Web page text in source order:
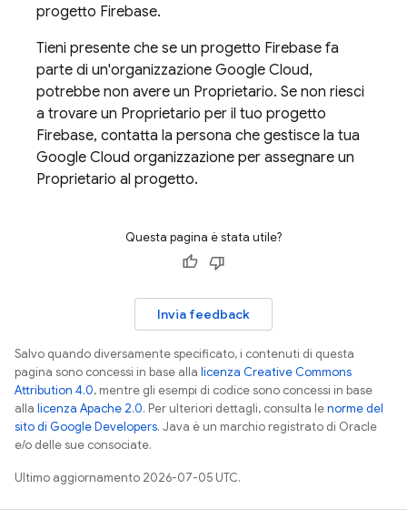
progetto Firebase.
Tieni presente che se un progetto Firebase fa
parte di un'organizzazione Google Cloud,
potrebbe non avere un Proprietario. Se non riesci
a trovare un Proprietario per il tuo progetto
Firebase, contatta la persona che gestisce la tua
Google Cloud organizzazione per assegnare un
Proprietario al progetto.
Questa pagina è stata utile?
Invia feedback
Salvo quando diversamente specificato, i contenuti di questa
pagina sono concessi in base alla licenza Creative Commons
Attribution 4.0, mentre gli esempi di codice sono concessi in base
alla licenza Apache 2.0. Per ulteriori dettagli, consulta lenorme del
sito di Google Developers. Java è un marchio registrato di Oracle
e/o delle sue consociate.
Ultimo aggiornamento 2026-07-05 UTC.